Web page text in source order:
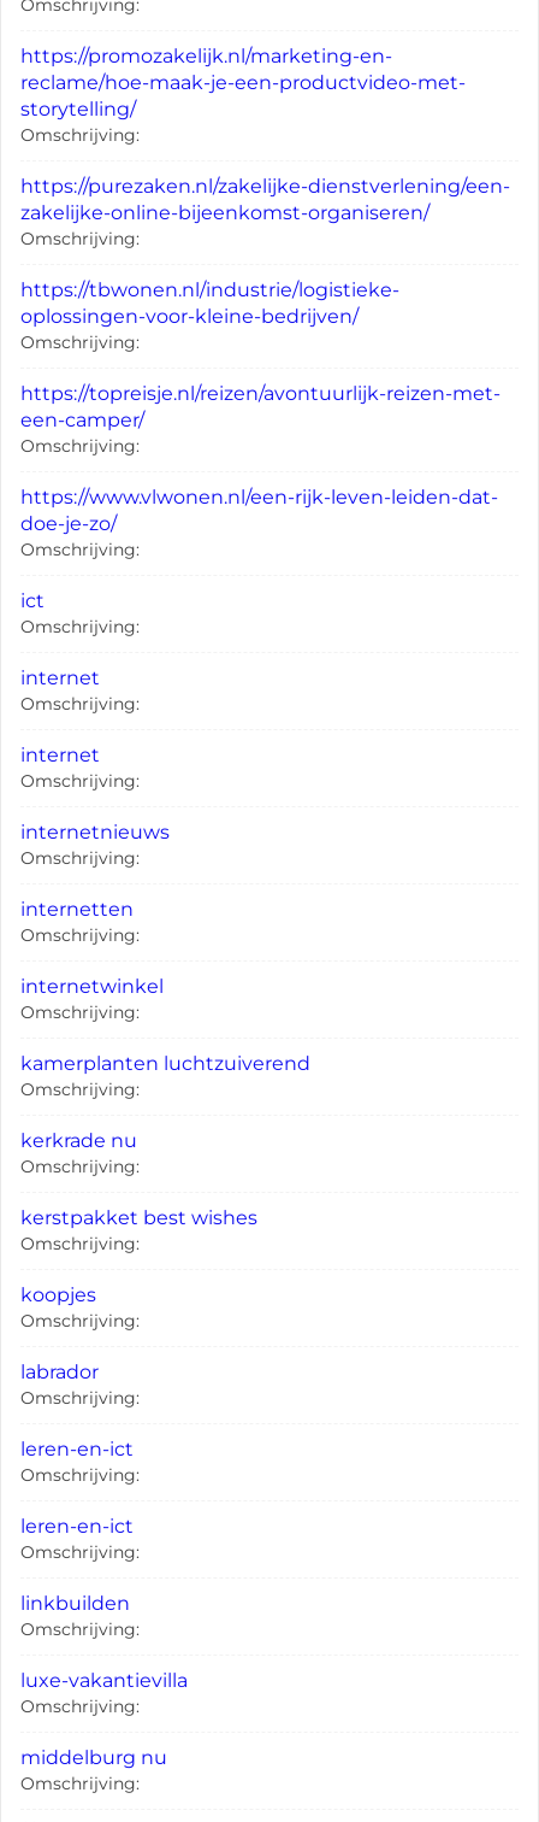
Omschrijving:
https://promozakelijk.nl/marketing-en-
reclame/hoe-maak-je-een-productvideo-met-
storytelling/
Omschrijving:
https://purezaken.nl/zakelijke-dienstverlening/een-
zakelijke-online-bijeenkomst-organiseren/
Omschrijving:
https://tbwonen.nl/industrie/logistieke-
oplossingen-voor-kleine-bedrijven/
Omschrijving:
https://topreisje.nl/reizen/avontuurlijk-reizen-met-
een-camper/
Omschrijving:
https://www.vlwonen.nl/een-rijk-leven-leiden-dat-
doe-je-zo/
Omschrijving:
ict
Omschrijving:
internet
Omschrijving:
internet
Omschrijving:
internetnieuws
Omschrijving:
internetten
Omschrijving:
internetwinkel
Omschrijving:
kamerplanten luchtzuiverend
Omschrijving:
kerkrade nu
Omschrijving:
kerstpakket best wishes
Omschrijving:
koopjes
Omschrijving:
labrador
Omschrijving:
leren-en-ict
Omschrijving:
leren-en-ict
Omschrijving:
linkbuilden
Omschrijving:
luxe-vakantievilla
Omschrijving:
middelburg nu
Omschrijving: